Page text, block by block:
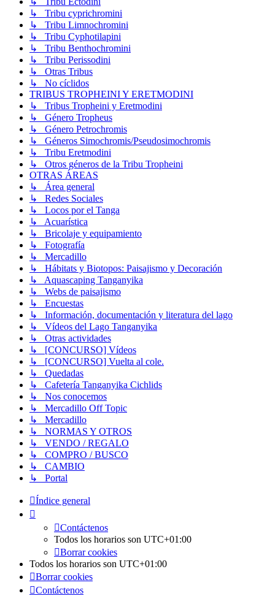
↳ Tribu cyprichromini
↳ Tribu Limnochromini
↳ Tribu Cyphotilapini
↳ Tribu Benthochromini
↳ Tribu Perissodini
↳ Otras Tribus
↳ No cíclidos
TRIBUS TROPHEINI Y ERETMODINI
↳ Tribus Tropheini y Eretmodini
↳ Género Tropheus
↳ Género Petrochromis
↳ Géneros Simochromis/Pseudosimochromis
↳ Tribu Eretmodini
↳ Otros géneros de la Tribu Tropheini
OTRAS ÁREAS
↳ Área general
↳ Redes Sociales
↳ Locos por el Tanga
↳ Acuarística
↳ Bricolaje y equipamiento
↳ Fotografía
↳ Mercadillo
↳ Hábitats y Biotopos: Paisajismo y Decoración
↳ Aquascaping Tanganyika
↳ Webs de paisajismo
↳ Encuestas
↳ Información, documentación y literatura del lago
↳ Vídeos del Lago Tanganyika
↳ Otras actividades
↳ [CONCURSO] Vídeos
↳ [CONCURSO] Vuelta al cole.
↳ Quedadas
↳ Cafetería Tanganyika Cichlids
↳ Nos conocemos
↳ Mercadillo Off Topic
↳ Mercadillo
↳ NORMAS Y OTROS
↳ VENDO / REGALO
↳ COMPRO / BUSCO
↳ CAMBIO
↳ Portal
Índice general
Contáctenos
Todos los horarios son UTC+01:00
Borrar cookies
Todos los horarios son UTC+01:00
Borrar cookies
Contáctenos